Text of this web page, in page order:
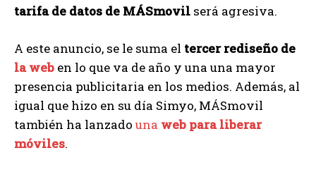
tarifa de datos de MÁSmovil será agresiva.
A este anuncio, se le suma el tercer rediseño de
la web en lo que va de año y una una mayor
presencia publicitaria en los medios. Además, al
igual que hizo en su día Simyo, MÁSmovil
también ha lanzado una web para liberar
móviles.